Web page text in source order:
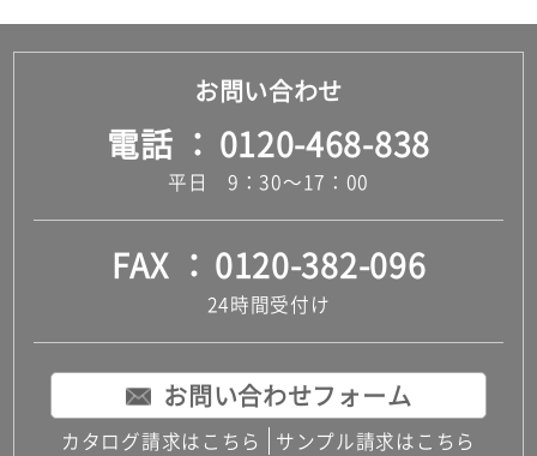
お問い合わせ
電話 0120-468-838
平日 9：30～17：00
FAX 0120-382-096
24時間受付け
お問い合わせフォーム
カタログ請求はこちら サンプル請求はこちら